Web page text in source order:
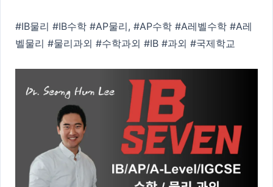
#IB물리 #IB수학 #AP물리, #AP수학 #A레벨수학 #A레
벨물리 #물리과외 #수학과외 #IB #과외 #국제학교